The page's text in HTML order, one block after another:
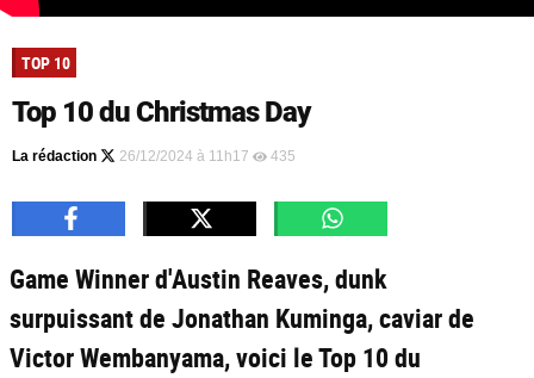
TOP 10
Top 10 du Christmas Day
La rédaction 26/12/2024 à 11h17 435
Game Winner d'Austin Reaves, dunk
surpuissant de Jonathan Kuminga, caviar de
Victor Wembanyama, voici le Top 10 du